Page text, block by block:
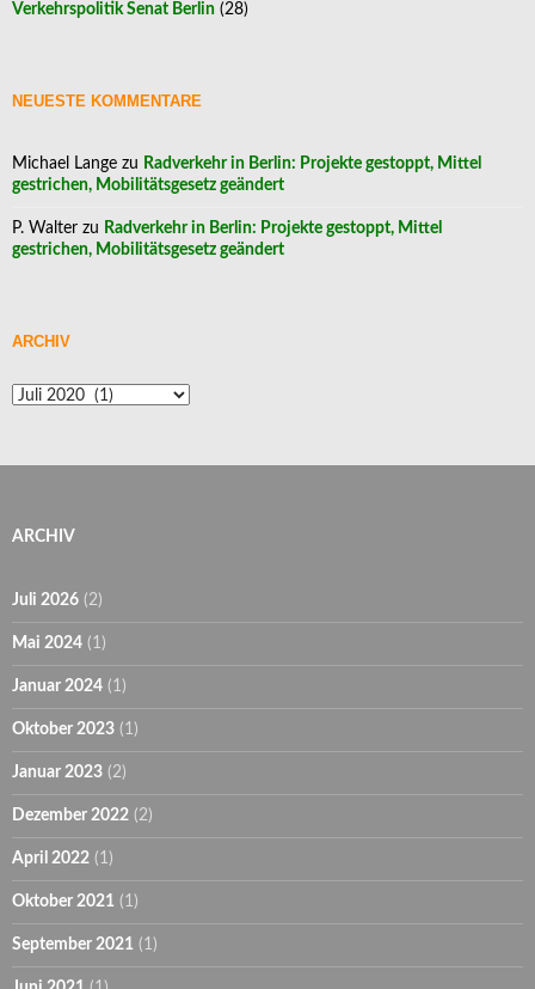
Verkehrspolitik Senat Berlin (28)
NEUESTE KOMMENTARE
Michael Lange zu Radverkehr in Berlin: Projekte gestoppt, Mittel
gestrichen, Mobilitätsgesetz geändert
P. Walter zu Radverkehr in Berlin: Projekte gestoppt, Mittel
gestrichen, Mobilitätsgesetz geändert
ARCHIV
Archiv
ARCHIV
Juli 2026 (2)
Mai 2024 (1)
Januar 2024 (1)
Oktober 2023 (1)
Januar 2023 (2)
Dezember 2022 (2)
April 2022 (1)
Oktober 2021 (1)
September 2021 (1)